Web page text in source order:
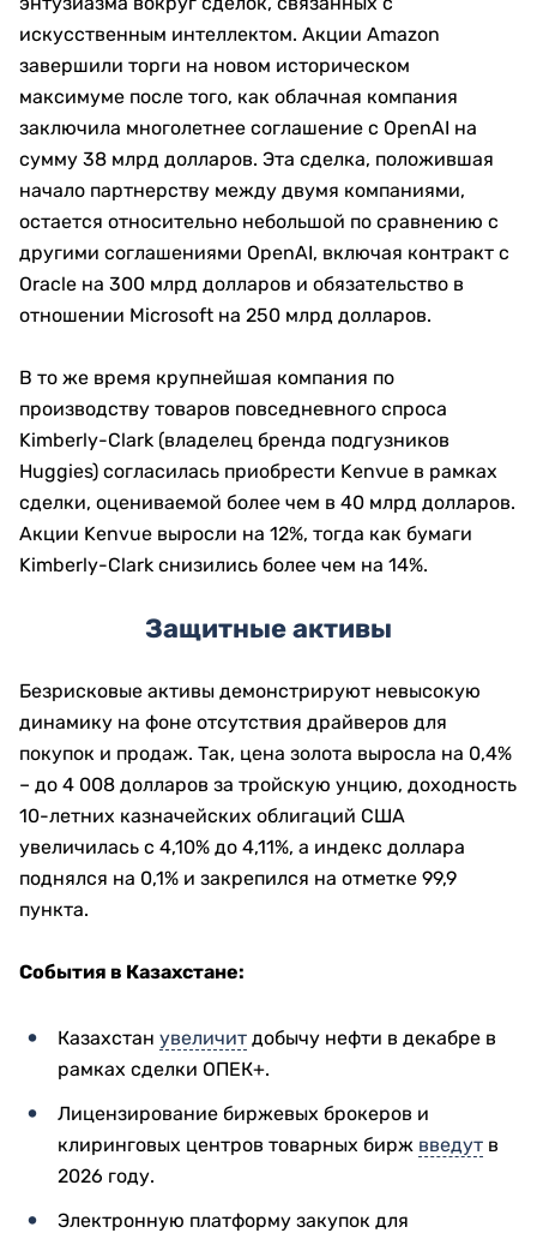
искусственным интеллектом. Акции Amazon
завершили торги на новом историческом
максимуме после того, как облачная компания
заключила многолетнее соглашение с OpenAI на
сумму 38 млрд долларов. Эта сделка, положившая
начало партнерству между двумя компаниями,
остается относительно небольшой по сравнению с
другими соглашениями OpenAI, включая контракт с
Oracle на 300 млрд долларов и обязательство в
отношении Microsoft на 250 млрд долларов.
В то же время крупнейшая компания по
производству товаров повседневного спроса
Kimberly-Clark (владелец бренда подгузников
Huggies) согласилась приобрести Kenvue в рамках
сделки, оцениваемой более чем в 40 млрд долларов.
Акции Kenvue выросли на 12%, тогда как бумаги
Kimberly-Clark снизились более чем на 14%.
Защитные активы
Безрисковые активы демонстрируют невысокую
динамику на фоне отсутствия драйверов для
покупок и продаж. Так, цена золота выросла на 0,4%
– до 4 008 долларов за тройскую унцию, доходность
10-летних казначейских облигаций США
увеличилась с 4,10% до 4,11%, а индекс доллара
поднялся на 0,1% и закрепился на отметке 99,9
пункта.
События в Казахстане:
Казахстан увеличит добычу нефти в декабре в
рамках сделки ОПЕК+.
Лицензирование биржевых брокеров и
клиринговых центров товарных бирж введут в
2026 году.
Электронную платформу закупок для